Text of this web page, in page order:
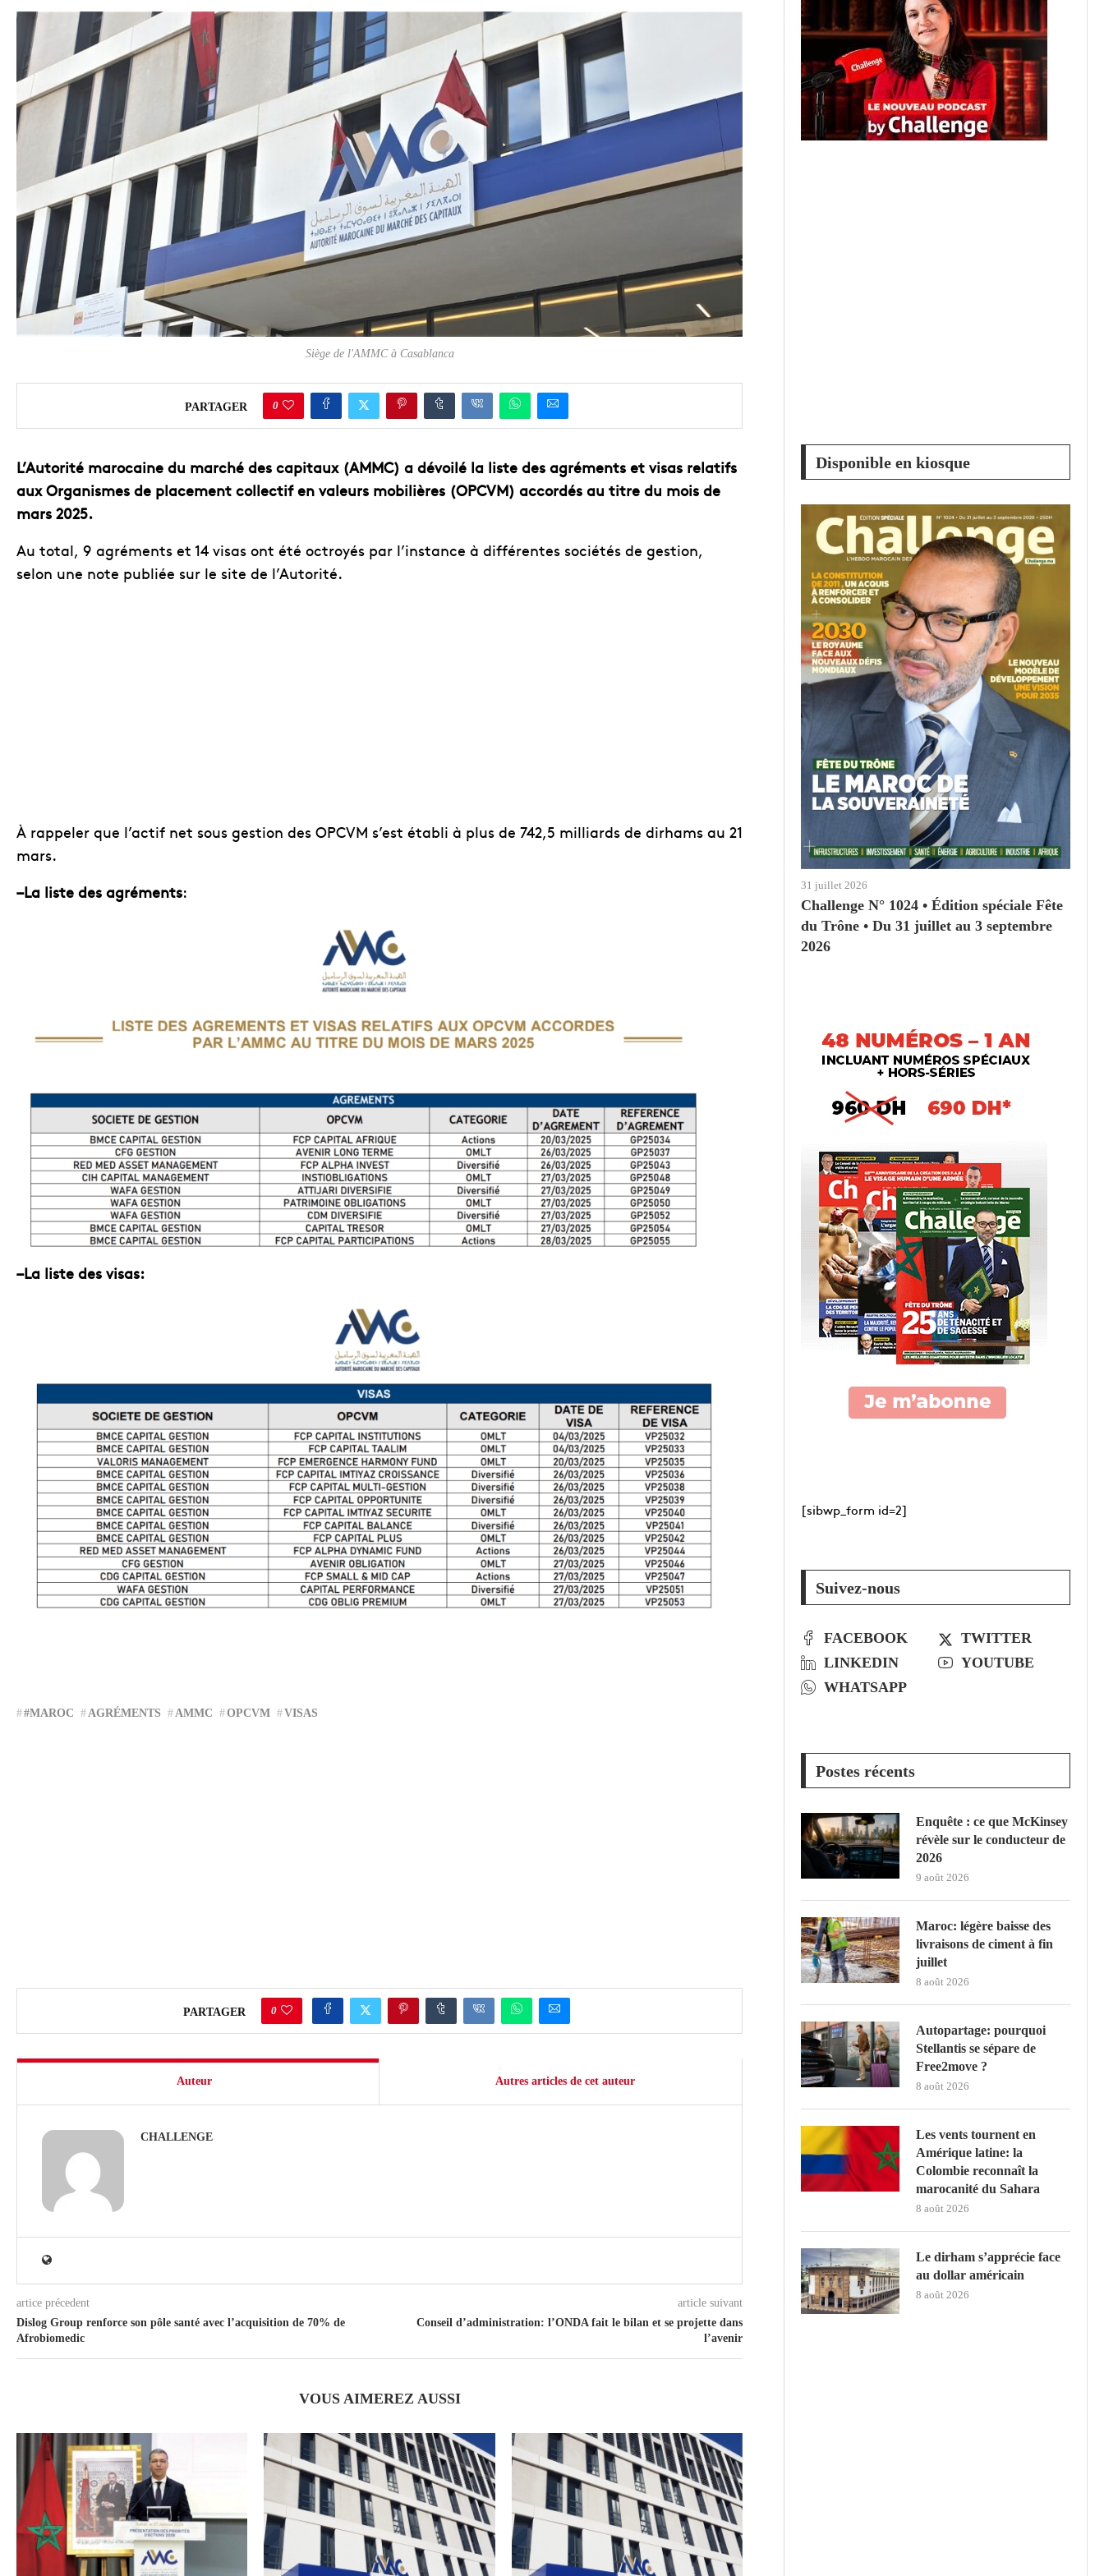
COMMERCE EDUCATION
ENSEIGNEMENT
Siège de l'AMMC à Casablanca
PARTAGER 0
L’Autorité marocaine du marché des capitaux (AMMC) a dévoilé la liste des agréments et visas relatifs
aux Organismes de placement collectif en valeurs mobilières (OPCVM) accordés au titre du mois de
mars 2025.
Au total, 9 agréments et 14 visas ont été octroyés par l’instance à différentes sociétés de gestion,
selon une note publiée sur le site de l’Autorité.
À rappeler que l’actif net sous gestion des OPCVM s’est établi à plus de 742,5 milliards de dirhams au 21
mars.
–La liste des agréments:
–La liste des visas:
#MAROC AGRÉMENTS AMMC OPCVM VISAS
PARTAGER 0
Auteur Autres articles de cet auteur
CHALLENGE
artice précedent
Dislog Group renforce son pôle santé avec l’acquisition de 70% de
Afrobiomedic
article suivant
Conseil d’administration: l’ONDA fait le bilan et se projette dans
l’avenir
VOUS AIMEREZ AUSSI
Disponible en kiosque
31 juillet 2026
Challenge N° 1024 • Édition spéciale Fête
du Trône • Du 31 juillet au 3 septembre
2026
[sibwp_form id=2]
Suivez-nous
FACEBOOK
TWITTER
LINKEDIN
YOUTUBE
WHATSAPP
Postes récents
Enquête : ce que McKinsey
révèle sur le conducteur de
2026
9 août 2026
Maroc: légère baisse des
livraisons de ciment à fin
juillet
8 août 2026
Autopartage: pourquoi
Stellantis se sépare de
Free2move ?
8 août 2026
Les vents tournent en
Amérique latine: la
Colombie reconnaît la
marocanité du Sahara
8 août 2026
Le dirham s’apprécie face
au dollar américain
8 août 2026